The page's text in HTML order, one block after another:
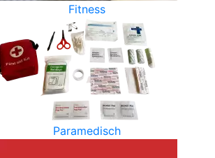
Fitness
Paramedisch